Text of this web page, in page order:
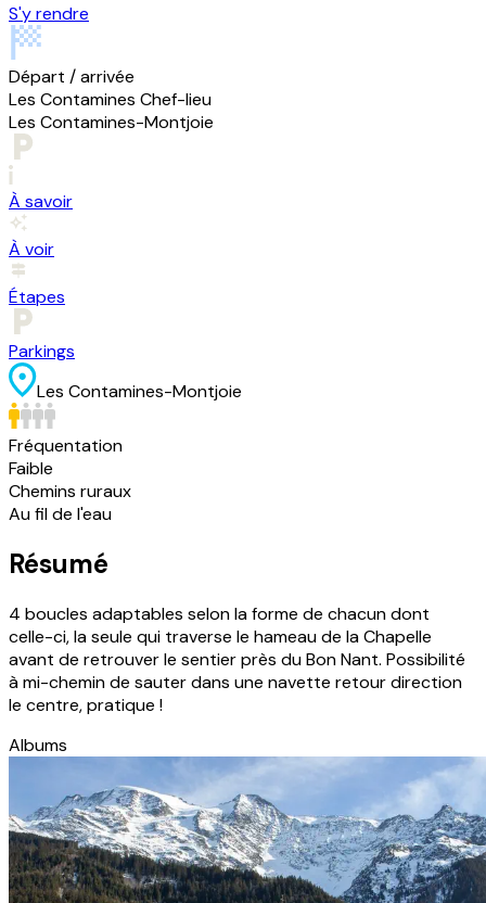
S'y rendre
Départ / arrivée
Les Contamines Chef-lieu
Les Contamines-Montjoie
À savoir
À voir
Étapes
Parkings
Les Contamines-Montjoie
Fréquentation
Faible
Chemins ruraux
Au fil de l'eau
Résumé
4 boucles adaptables selon la forme de chacun dont
celle-ci, la seule qui traverse le hameau de la Chapelle
avant de retrouver le sentier près du Bon Nant. Possibilité
à mi-chemin de sauter dans une navette retour direction
le centre, pratique !
Albums